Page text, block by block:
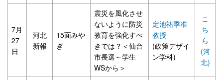
7月
27
日
河北
新報
15面みや
ぎ
震災を風化させ
ないように防災
教育を強化すべ
きでは？＜仙台
市長選～学生
WSから＞
定池祐季准
教授
(政策デザイ
ン学科)
こ
ち
ら
(河
北)